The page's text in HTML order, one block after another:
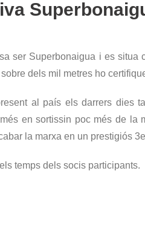
ser Superbonaigua i es
dels mil metres ho
al país els darrers
en sortissin poc més de
la marxa en un prestigiós
temps dels socis participants.